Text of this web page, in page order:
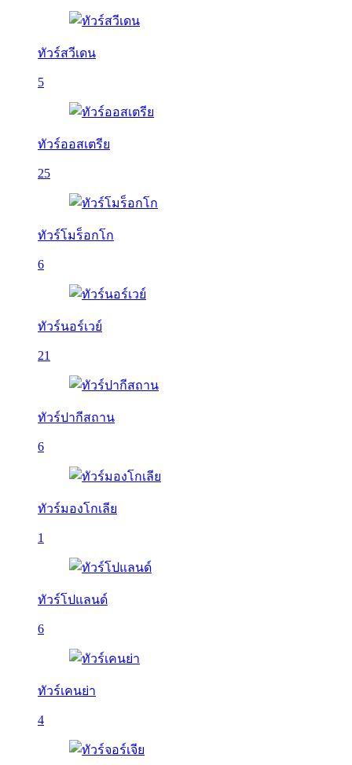
ทัวร์สวีเดน
5
ทัวร์ออสเตรีย
25
ทัวร์โมร็อกโก
6
ทัวร์นอร์เวย์
21
ทัวร์ปากีสถาน
6
ทัวร์มองโกเลีย
1
ทัวร์โปแลนด์
6
ทัวร์เคนย่า
4